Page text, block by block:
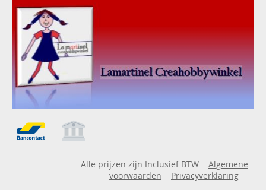
Alle prijzen zijn Inclusief BTW
Algemene
voorwaarden
Privacyverklaring